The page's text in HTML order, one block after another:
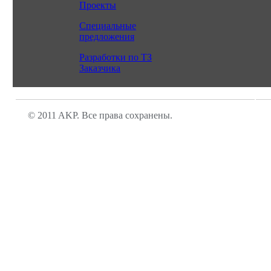
Проекты
Специальные
предложения
Разработки по ТЗ
Заказчика
© 2011 AKP. Все права сохранены.